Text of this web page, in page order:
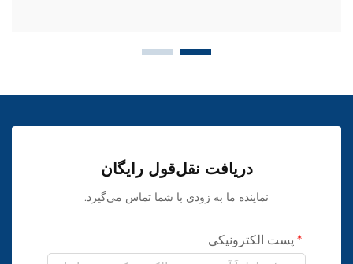
دریافت نقل‌قول رایگان
نماینده ما به زودی با شما تماس می‌گیرد.
پست الکترونیکی